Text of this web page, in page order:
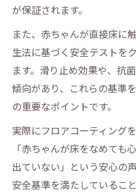
が保証されます。
また、赤ちゃんが直接床に
生法に基づく安全テストを
ます。滑り止め効果や、抗
傾向があり、これらの基準
の重要なポイントです。
実際にフロアコーティング
「赤ちゃんが床をなめても
出ていない」という安心の
安全基準を満たしているこ